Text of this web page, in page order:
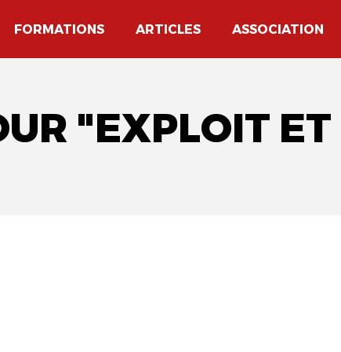
FORMATIONS ARTICLES ASSOCIATION
"EXPLOIT